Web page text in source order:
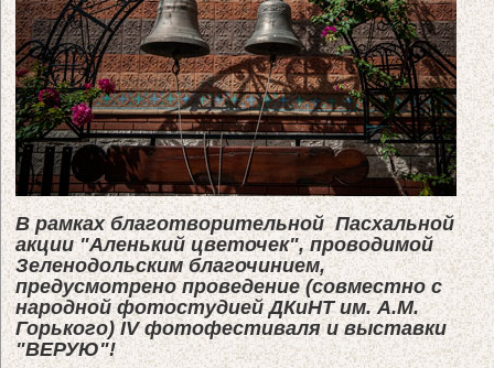
В рамкахблаготворительной Пасхальной
акции "Аленький цветочек", проводимой
Зеленодольским благочинием,
предусмотрено проведение (совместно с
народной фотостудией ДКиНТ им. А.М.
Горького) IV фотофестиваля ивыставки
"ВЕРУЮ"!